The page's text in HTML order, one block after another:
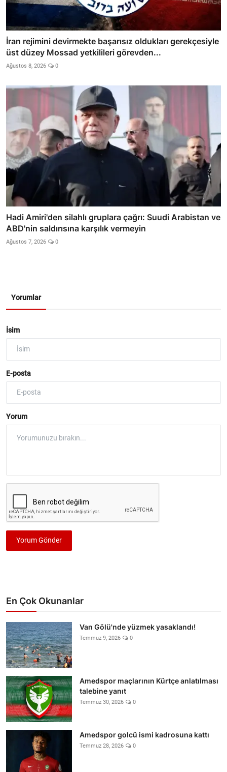
İran rejimini devirmekte başarısız oldukları gerekçesiyle
üst düzey Mossad yetkilileri görevden...
Ağustos 8, 2026 0
Hadi Amiri'den silahlı gruplara çağrı: Suudi Arabistan ve
ABD'nin saldırısına karşılık vermeyin
Ağustos 7, 2026 0
Yorumlar
İsim
E-posta
Yorum
Yorum Gönder
En Çok Okunanlar
Van Gölü'nde yüzmek yasaklandı!
Temmuz 9, 2026 0
Amedspor maçlarının Kürtçe anlatılması
talebine yanıt
Temmuz 30, 2026 0
Amedspor golcü ismi kadrosuna kattı
Temmuz 28, 2026 0